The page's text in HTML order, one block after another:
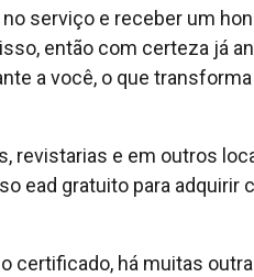
serviço e receber um
então com certeza já
a você, o que
revistarias e em outros
ead gratuito para adquirir
certificado, há muitas